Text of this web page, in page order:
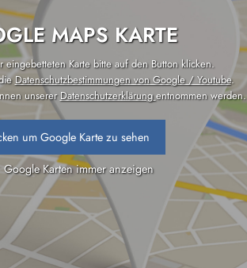
MAPS KARTE
eingebetteten Karte bitte auf den Button klicken.
Datenschutzbestimmungen von Google / Youtube.
unsererDatenschutzerklärungentnommen werden.
um Google Karte zu sehen
Google Karten immer anzeigen